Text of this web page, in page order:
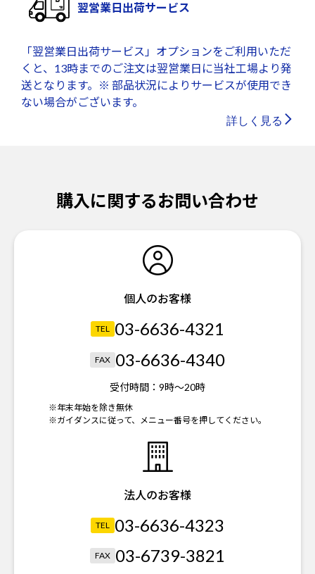
翌営業日出荷サービス
「翌営業日出荷サービス」オプションをご利用いただ
くと、13時までのご注文は翌営業日に当社工場より発
送となります。※ 部品状況によりサービスが使用でき
ない場合がございます。
詳しく見る
購入に関するお問い合わせ
個人のお客様
TEL 03-6636-4321
FAX 03-6636-4340
受付時間： 9時～20時
※年末年始を除き無休
※ガイダンスに従って、メニュー番号を押してください。
法人のお客様
TEL 03-6636-4323
FAX 03-6739-3821